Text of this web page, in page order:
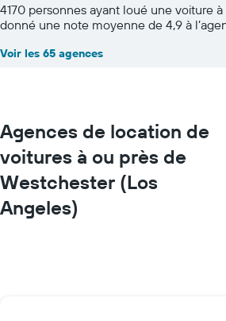
4170 personnes ayant loué une voiture
donné une note moyenne de 4,9 à
Voir les 65 agences
Agences de location de
voitures à ou près de
Westchester (Los
Angeles)